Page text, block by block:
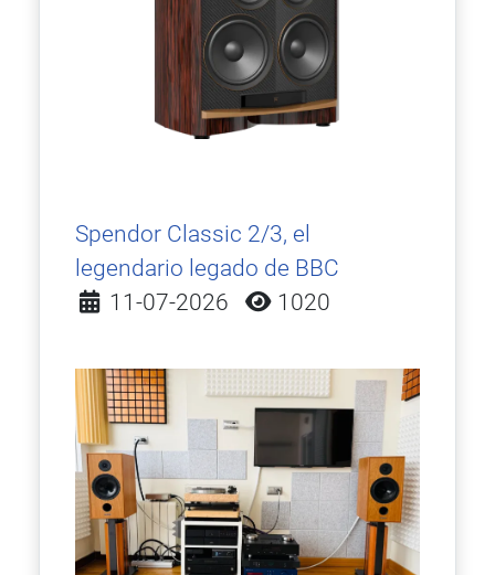
Spendor Classic 2/3, el
legendario legado de BBC
Detalles
11-07-2026 1020